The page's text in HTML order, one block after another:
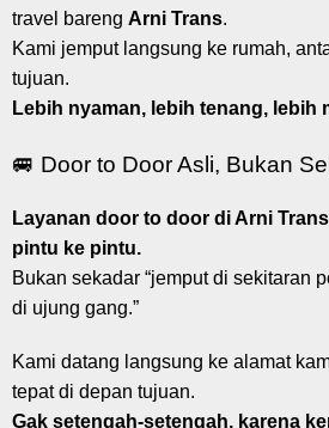
travel bareng Arni Trans.
Kami jemput langsung ke rumah,
tujuan.
Lebih nyaman, lebih tenang, lebih
🚐 Door to Door Asli, Bukan
Layanan door to door di Arni
pintu ke pintu.
Bukan sekadar “jemput di sekitaran
di ujung gang.”
Kami datang langsung ke alamat
tepat di depan tujuan.
Gak setengah-setengah, karena